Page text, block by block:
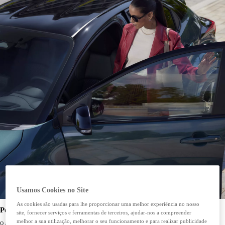
Porquê escolher o aluguer diário?
O aluguer diário é uma solução desenvolvida em cooperação com a KINTO, ideal para deslocações pontuais,
Usamos Cookies no Site
As cookies são usadas para lhe proporcionar uma melhor experiência no nosso
site, fornecer serviços e ferramentas de terceiros, ajudar-nos a compreender
melhor a sua utilização, melhorar o seu funcionamento e para realizar publicidade